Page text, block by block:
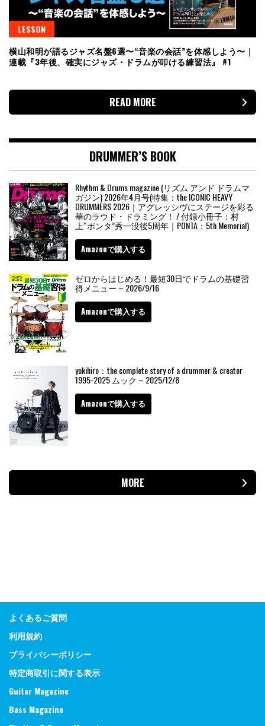
LESSON
横山和明が語るジャズ名盤6選〜“音楽の会話”を体感しよう〜｜
連載『3年後、確実にジャズ・ドラムが叩ける練習法』 #1
READ MORE
DRUMMER’S BOOK
Rhythm & Drums magazine (リズム アンド ドラムマ
ガジン) 2026年4月号(特集：the ICONIC HEAVY
DRUMMERS 2026｜アグレッシヴにステージを彩る
華のラウド・ドラミング！ / 付録小冊子：村
上“ポンタ”秀一没後5周年｜PONTA：5th Memorial)
Amazonで購入する
ゼロからはじめる！最短30日でドラムの基礎習
得メニュー – 2026/9/16
Amazonで購入する
yukihiro：the complete story of a drummer & creator
1995-2025 ムック – 2025/12/8
Amazonで購入する
MORE
よくあるご質問
利用規約
プライバシーポリシー
特定商取引に関する表示
Guitar Magazine
Bass Magazine